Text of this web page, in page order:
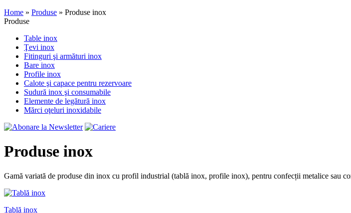
Home » Produse » Produse inox
Produse
Table inox
Ţevi inox
Fitinguri şi armături inox
Bare inox
Profile inox
Calote şi capace pentru rezervoare
Sudură inox şi consumabile
Elemente de legătură inox
Mărci oţeluri inoxidabile
Produse inox
Gamă variată de produse din inox cu profil industrial (tablă inox, profile inox), pentru confecții metalice sau
Tablă inox